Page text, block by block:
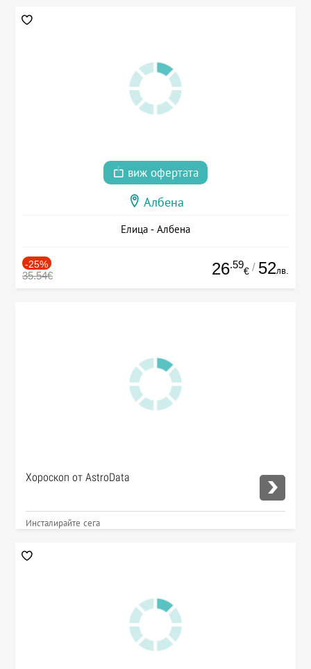
виж офертата
Албена
Елица - Албена
-25%
35.54€ 26.59
€ / 52лв.
Хороскоп от AstroData
Инсталирайте сега